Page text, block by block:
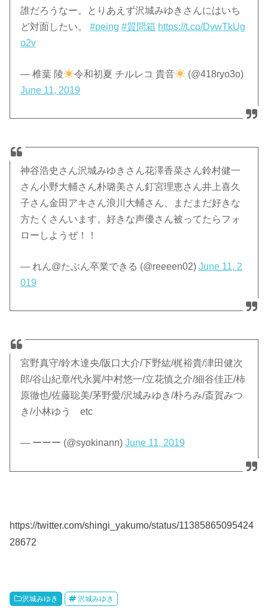
誰だろうなー。とりあえず沢城みゆきさんにはいち
ど対面したい。#peing #質問箱 https://t.co/DvwTkUg
o2v
— 椎葉 陵 令和初夏 チルレコ 貴音
(@418ryo3o)
June 11, 2019
神谷浩史さん沢城みゆきさん花澤香菜さん鈴村健一
さん小野大輔さん朴璐美さん釘宮理恵さん井上喜久
子さん金田アキさん浪川大輔さん、まだまだ好きな
方たくさんいます。好きな声優さん被ってたらフォ
ローしようぜ！！
— れん@たぶん卒業できる (@reeeen02)June 11, 2
019
宮野真守/鈴木達央/阪口大介/下野紘/梶裕貴/津田健次
郎/谷山紀章/代永翼/中村悠一/立花慎之介/細谷佳正/柿
原徹也/佐藤聡美/茅野愛/沢城みゆき/朴ろみ/斎賀みつ
き/小林ゆう etc
— ーーー (@syokinann)June 11, 2019
https://twitter.com/shingi_yakumo/status/11385865095424
28672
沢城みゆき 沢城みゆき